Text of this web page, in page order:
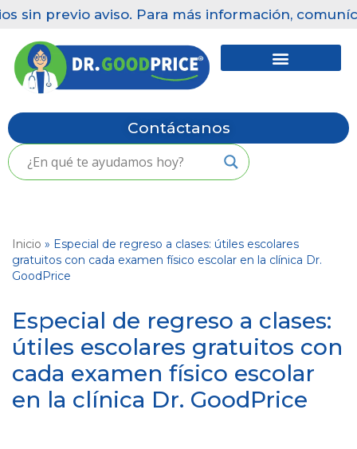
Saltar
al
contenido
previo aviso. Para más información,
Contáctanos
Inicio » Especial de regreso a clases: útiles escolares
gratuitos con cada examen físico escolar en la clínica Dr.
GoodPrice
Especial de regreso a clases:
útiles escolares gratuitos con
cada examen físico escolar
en la clínica Dr. GoodPrice